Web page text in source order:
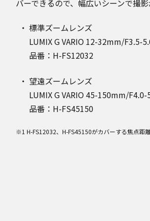
バーできるので、幅広いシーンで撮
標準ズームレンズ
LUMIX G VARIO 12-32mm/F3.5-
品番：H-FS12032
望遠ズームレンズ
LUMIX G VARIO 45-150mm/F4.0-
品番：H-FS45150
※1 H-FS12032、H-FS45150がカバーする焦点距離